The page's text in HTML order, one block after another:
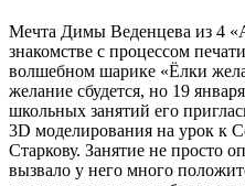
Мечта Димы Веденцева из 4
знакомстве с процессом
волшебном шарике «Ёлки
желание сбудется, но 19
школьных занятий его
3D моделирования на урок к
Старкову. Занятие не просто
вызвало у него много